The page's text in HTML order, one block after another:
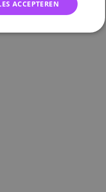
ACCEPTEREN